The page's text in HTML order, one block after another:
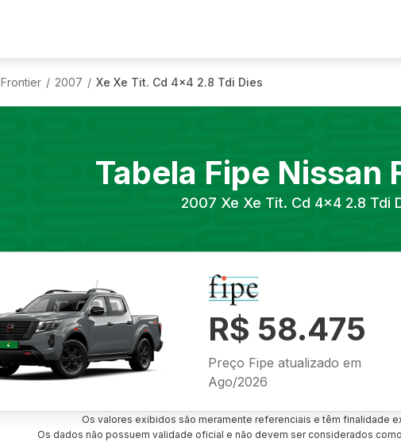
Frontier / 2007 / Xe Xe Tit. Cd 4x4 2.8 Tdi Dies
Tabela Fipe Nissan
2007 Xe Xe Tit. Cd 4x4 2.8 Tdi
R$ 58.475
Preço Fipe atualizado em
Ago/2026
Os valores exibidos são meramente referenciais e têm finalidade
Os dados não possuem validade oficial e não devem ser considerados